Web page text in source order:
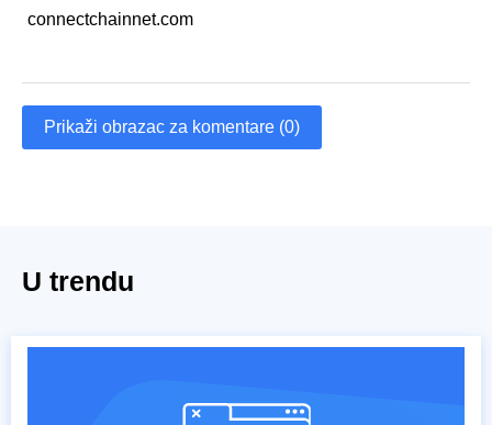
connectchainnet.com
Prikaži obrazac za komentare (0)
U trendu